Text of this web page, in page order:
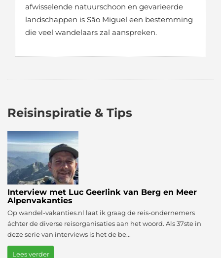
afwisselende natuurschoon en gevarieerde
landschappen is São Miguel een bestemming
die veel wandelaars zal aanspreken.
Reisinspiratie & Tips
Interview met Luc Geerlink van Berg en Meer
Alpenvakanties
Op wandel-vakanties.nl laat ik graag de reis-ondernemers
áchter de diverse reisorganisaties aan het woord. Als 37ste in
deze serie van interviews is het de be...
Lees verder